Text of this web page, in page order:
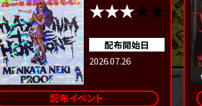
配布開始日
2026.07.26
配布イベント